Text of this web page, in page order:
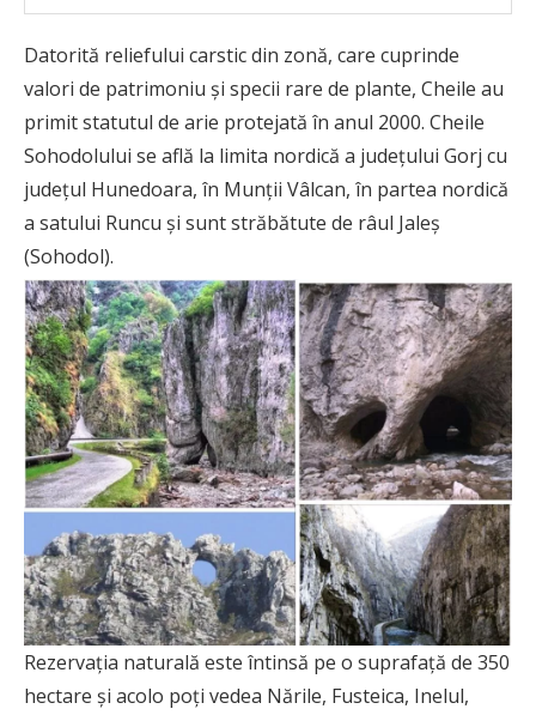
Datorită reliefului carstic din zonă, care cuprinde
valori de patrimoniu şi specii rare de plante, Cheile au
primit statutul de arie protejată în anul 2000. Cheile
Sohodolului se află la limita nordică a județului Gorj cu
județul Hunedoara, în Munții Vâlcan, în partea nordică
a satului Runcu și sunt străbătute de râul Jaleș
(Sohodol).
Rezervația naturală este întinsă pe o suprafață de 350
hectare și acolo poți vedea Nările, Fusteica, Inelul,